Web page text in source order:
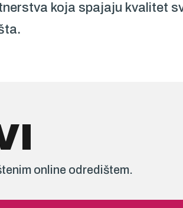
koja spajaju kvalitet
online odredištem.